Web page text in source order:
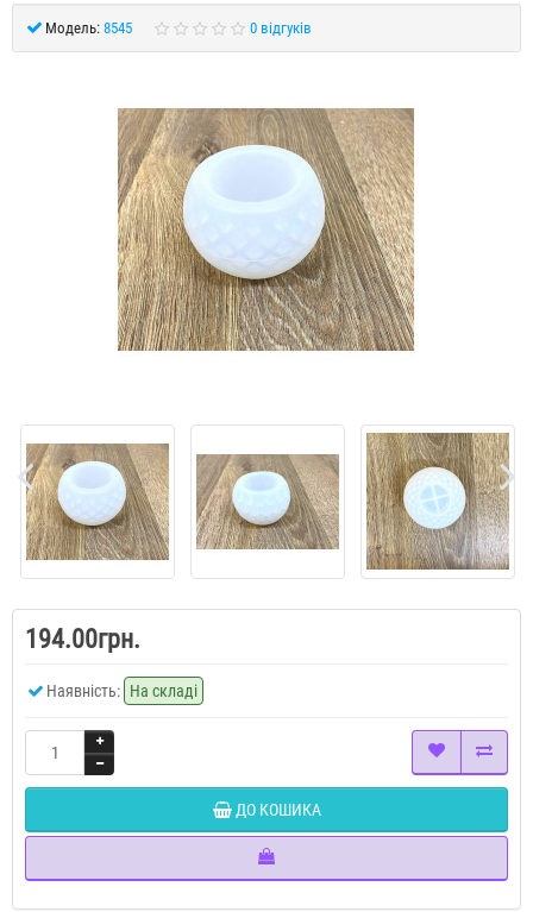
Модель: 8545 0 відгуків
194.00грн.
Наявність: На складі
ДО КОШИКА